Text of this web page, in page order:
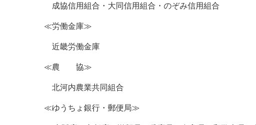
成協信用組合・大同信用組合・のぞみ信用組合
≪労働金庫≫
近畿労働金庫
≪農 協≫
北河内農業共同組合
≪ゆうちょ銀行・郵便局≫